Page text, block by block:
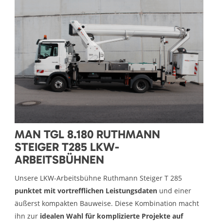
MAN TGL 8.180 RUTHMANN
STEIGER T285 LKW-
ARBEITSBÜHNEN
Unsere LKW-Arbeitsbühne Ruthmann Steiger T 285
punktet mit vortrefflichen Leistungsdaten und einer
äußerst kompakten Bauweise. Diese Kombination macht
ihn zur idealen Wahl für komplizierte Projekte auf